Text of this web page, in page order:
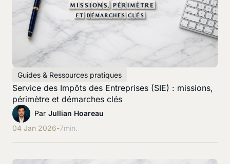
Guides & Ressources pratiques
Service des Impôts des Entreprises (SIE) : missions,
périmètre et démarches clés
Par Jullian Hoareau
04 Jan 2026-7min.